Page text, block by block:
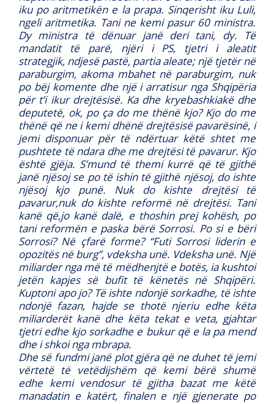
iku po aritmetikën e la prapa. Sinqerisht iku Luli,
ngeli aritmetika. Tani ne kemi pasur 60 ministra.
Dy ministra të dënuar janë deri tani, dy. Të
mandatit të parë, njëri i PS, tjetri i aleatit
strategjik, ndjesë pastë, partia aleate; një tjetër në
paraburgim, akoma mbahet në paraburgim, nuk
po bëj komente dhe një i arratisur nga Shqipëria
për t’i ikur drejtësisë. Ka dhe kryebashkiakë dhe
deputetë, ok, po ça do me thënë kjo? Kjo do me
thënë që ne i kemi dhënë drejtësisë pavarësinë, i
jemi disponuar për të ndërtuar këtë shtet me
pushtete të ndara dhe me drejtësi të pavarur. Kjo
është gjëja. S’mund të themi kurrë që të gjithë
janë njësoj se po të ishin të gjithë njësoj, do ishte
njësoj kjo punë. Nuk do kishte drejtësi të
pavarur,nuk do kishte reformë në drejtësi. Tani
kanë që,jo kanë dalë, e thoshin prej kohësh, po
tani reformën e paska bërë Sorrosi. Po si e bëri
Sorrosi? Në çfarë forme? “Futi Sorrosi liderin e
opozitës në burg”, vdeksha unë. Vdeksha unë. Një
miliarder nga më të mëdhenjtë e botës, ia kushtoi
jetën kapjes së bufit të kënetës në Shqipëri.
Kuptoni apo jo? Të ishte ndonjë sorkadhe, të ishte
ndonjë fazan, hajde se thotë njeriu edhe këta
miliarderët kanë dhe këta tekat e veta, gjahtar
tjetri edhe kjo sorkadhe e bukur që e la pa mend
dhe i shkoi nga mbrapa.
Dhe së fundmi janë plot gjëra që ne duhet të jemi
vërtetë të vetëdijshëm që kemi bërë shumë
edhe kemi vendosur të gjitha bazat me këtë
manadatin e katërt, finalen e një gjenerate po